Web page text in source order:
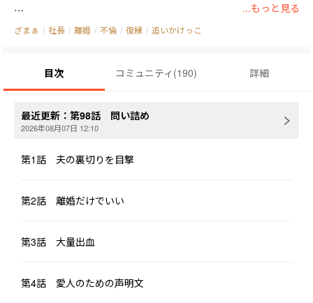
離婚を切り出すと、俊行は冷笑を浮かべて言った。
出産当日、綾香が大量出血する時、俊行はあの女の誕生日を祝っ
ていた。
綾香は息子を隠し、離婚届にサインさせて、そのまま姿を消す――
#西浦社長がフラれ、元社長夫人が息子を連れて逃走#
さな男の子。
「もう離婚したのよ。今更聞くなんて、滑稽じゃない？」
「じゃあ、やり直そう、復縁だ」
...もっと見る
ざまぁ / 社長 / 離婚 / 不倫 / 復縁 / 追いかけっこ
目次 コミュニティ (190) 詳細
最近更新： 第98話 問い詰め
2026年08月07日 12:10
第1話 夫の裏切りを目撃
第2話 離婚だけでいい
第3話 大量出血
第4話 愛人のための声明文